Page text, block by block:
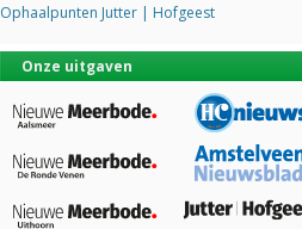
Ophaalpunten Jutter | Hofgeest
Onze uitgaven